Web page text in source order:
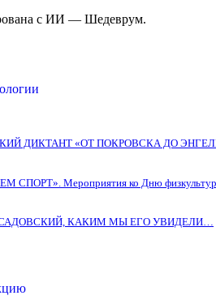
с ИИ — Шедеврум.
ДИКТАНТ «ОТ ПОКРОВСКА ДО
СПОРТ». Мероприятия ко Дню
КАКИМ МЫ ЕГО УВИДЕЛИ…